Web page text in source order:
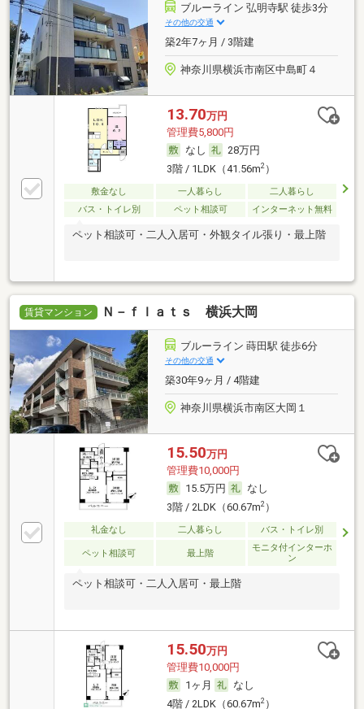
ブルーライン 弘明寺駅 徒歩3分
その他の交通
築2年7ヶ月 / 3階建
神奈川県横浜市南区中島町４
13.70万円
管理費5,800円
なし
28万円
3階 / 1LDK（41.56m2）
敷金なし 一人暮らし
二人暮らし
バス・トイレ別
ペット相談可 インターネット無料
ペット相談可・二人入居可・外観タイル張り・最上階
賃貸マンション Ｎ－ｆｌａｔｓ 横浜大岡
ブルーライン 蒔田駅 徒歩6分
その他の交通
築30年9ヶ月 / 4階建
神奈川県横浜市南区大岡１
15.50万円
管理費10,000円
15.5万円
なし
3階 / 2LDK（60.67m2）
礼金なし 二人暮らし バス・トイレ別
ペット相談可 最上階
モニタ付インターホ
ン
ペット相談可・二人入居可・最上階
15.50万円
管理費10,000円
1ヶ月
なし
4階 / 2LDK（60.67m2）